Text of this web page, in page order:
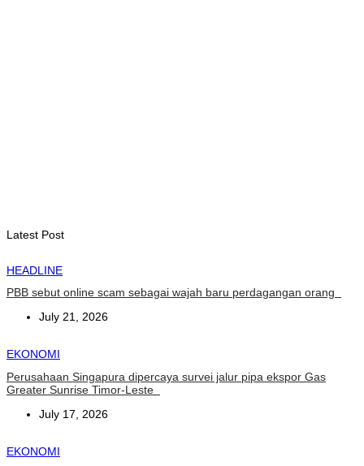
Latest Post
HEADLINE
PBB sebut online scam sebagai wajah baru perdagangan orang
July 21, 2026
EKONOMI
Perusahaan Singapura dipercaya survei jalur pipa ekspor Gas
Greater Sunrise Timor-Leste
July 17, 2026
EKONOMI